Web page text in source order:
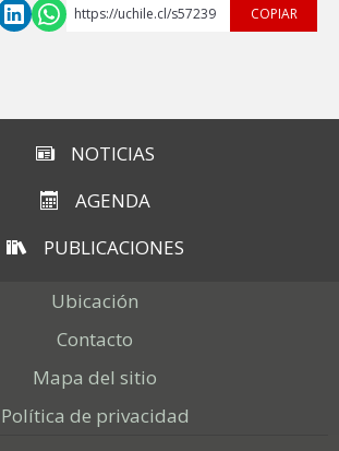
https://uchile.cl/s57239 COPIAR
NOTICIAS
AGENDA
PUBLICACIONES
Ubicación
Contacto
Mapa del sitio
Política de privacidad